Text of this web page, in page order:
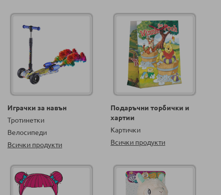
Играчки за навън
Тротинетки
Велосипеди
Всички продукти
Подаръчни торбички и
хартии
Картички
Всички продукти